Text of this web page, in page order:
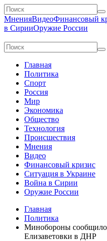
МненияВидеоФинансовый
в СирииОружие России
Главная
Политика
Спорт
Россия
Мир
Экономика
Общество
Технология
Происшествия
Мнения
Видео
Финансовый кризис
Ситуация в Украине
Война в Сирии
Оружие России
Главная
Политика
Минобороны сообщило
Елизаветовки в ДНР